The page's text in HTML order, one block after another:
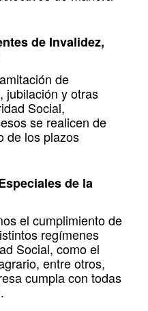
de Invalidez,
de
jubilación y otras
Social,
se realicen de
de los plazos
de la
el cumplimiento de
regímenes
Social, como el
entre otros,
cumpla con todas